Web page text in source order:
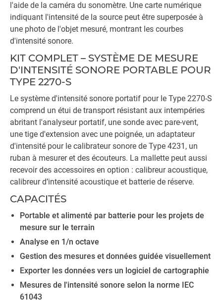
l'aide de la caméra du sonomètre. Une carte numérique
indiquant l'intensité de la source peut être superposée à
une photo de l'objet mesuré, montrant les courbes
d'intensité sonore.
KIT COMPLET – SYSTÈME DE MESURE
D'INTENSITÉ SONORE PORTABLE POUR
TYPE 2270-S
Le système d'intensité sonore portatif pour le Type 2270-S
comprend un étui de transport résistant aux intempéries
abritant l'analyseur portatif, une sonde avec pare-vent,
une tige d'extension avec une poignée, un adaptateur
d'intensité pour le calibrateur sonore de Type 4231, un
ruban à mesurer et des écouteurs. La mallette peut aussi
recevoir des accessoires en option : calibreur acoustique,
calibreur d’intensité acoustique et batterie de réserve.
CAPACITÉS
Portable et alimenté par batterie pour les projets de
mesure sur le terrain
Analyse en 1/n octave
Gestion des mesures et données guidée visuellement
Exporter les données vers un logiciel de cartographie
Mesures de l'intensité sonore selon la norme IEC
61043